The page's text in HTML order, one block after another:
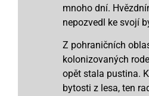
mnoho dní.
nepozvedl ke svojí
Z pohraničních
kolonizovaných
opět stala pustina.
bytosti z lesa, ten